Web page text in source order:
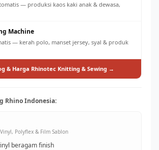
— produksi kaos kaki anak & dewasa,
Machine
— kerah polo, manset jersey, syal & produk
& Harga Rhinotec Knitting & Sewing →
Rhino Indonesia:
Polyflex & Film Sablon
beragam finish